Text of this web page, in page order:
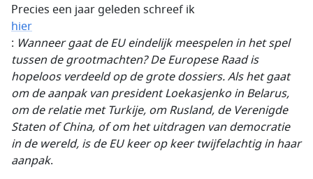
Precies een jaar geleden schreef ik
hier
: Wanneer gaat de EU eindelijk meespelen in het spel
tussen de grootmachten? De Europese Raad is
hopeloos verdeeld op de grote dossiers. Als het gaat
om de aanpak van president Loekasjenko in Belarus,
om de relatie met Turkije, om Rusland, de Verenigde
Staten of China, of om het uitdragen van democratie
in de wereld, is de EU keer op keer twijfelachtig in haar
aanpak.